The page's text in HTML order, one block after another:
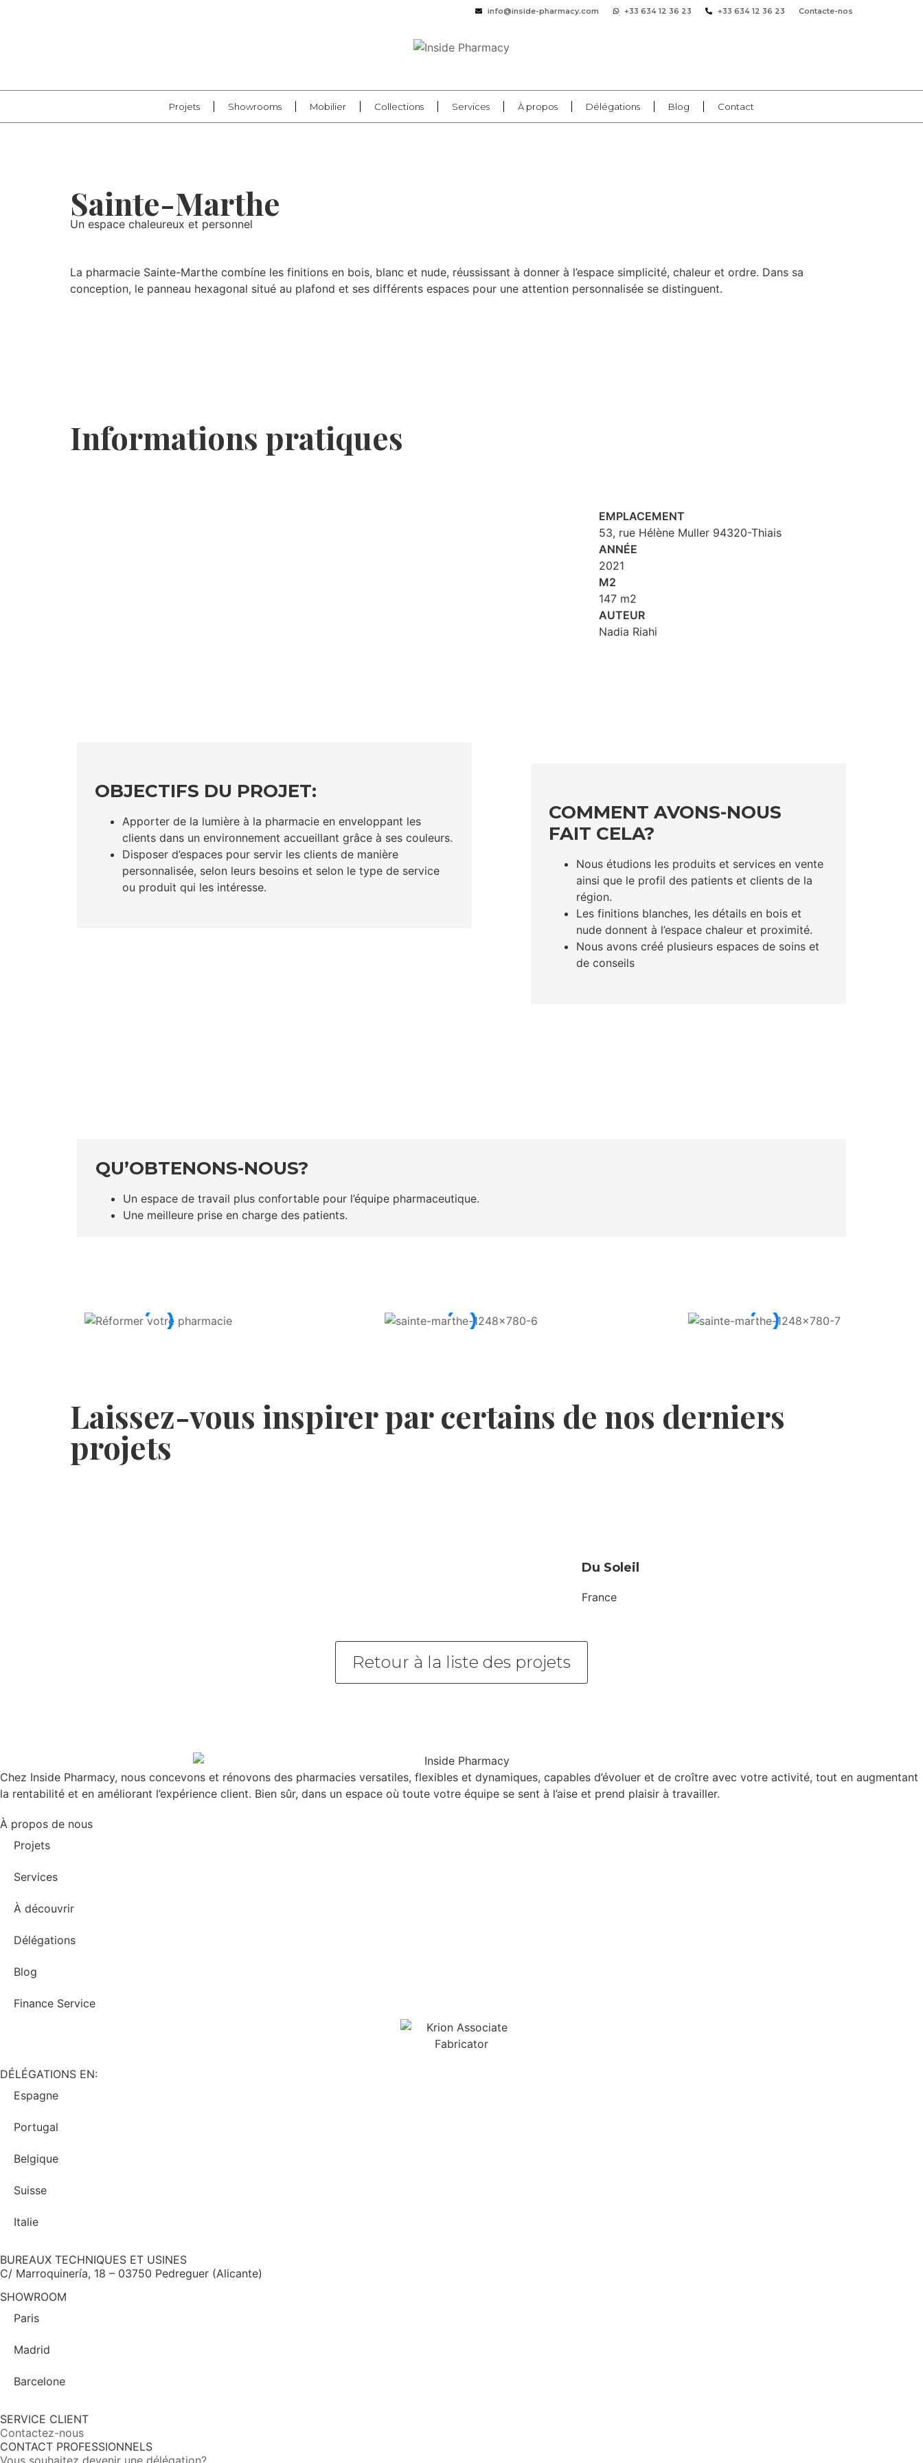
info@inside-pharmacy.com +33 634 12 36 23 +33 634 12 36 23 Contacte-nos
Projets Showrooms Mobilier Collections Services À propos Délégations Blog Contact
Sainte-Marthe
Un espace chaleureux et personnel
La pharmacie Sainte-Marthe combíne les finitions en bois, blanc et nude, réussissant à donner à l’espace simplicité, chaleur et ordre. Dans sa
conception, le panneau hexagonal situé au plafond et ses différents espaces pour une attention personnalisée se distinguent.
Informations pratiques
EMPLACEMENT
53, rue Hélène Muller 94320-Thiais
ANNÉE
2021
M2
147 m2
AUTEUR
Nadia Riahi
OBJECTIFS DU PROJET:
Apporter de la lumière à la pharmacie en enveloppant les
clients dans un environnement accueillant grâce à ses couleurs.
Disposer d’espaces pour servir les clients de manière
personnalisée, selon leurs besoins et selon le type de service
ou produit qui les intéresse.
COMMENT AVONS-NOUS
FAIT CELA?
Nous étudions les produits et services en vente
ainsi que le profil des patients et clients de la
région.
Les finitions blanches, les détails en bois et
nude donnent à l’espace chaleur et proximité.
Nous avons créé plusieurs espaces de soins et
de conseils
QU’OBTENONS-NOUS?
Un espace de travail plus confortable pour l’équipe pharmaceutique.
Une meilleure prise en charge des patients.
Laissez-vous inspirer par certains de nos derniers
projets
Du Soleil
France
Retour à la liste des projets
Chez Inside Pharmacy, nous concevons et rénovons des pharmacies versatiles, flexibles et dynamiques, capables d’évoluer et de croître avec votre activité, tout en augmentant
la rentabilité et en améliorant l’expérience client. Bien sûr, dans un espace où toute votre équipe se sent à l’aise et prend plaisir à travailler.
À propos de nous
Projets
Services
À découvrir
Délégations
Blog
Finance Service
DÉLÉGATIONS EN:
Espagne
Portugal
Belgique
Suisse
Italie
BUREAUX TECHNIQUES ET USINES
C/ Marroquinería, 18 – 03750 Pedreguer (Alicante)
SHOWROOM
Paris
Madrid
Barcelone
SERVICE CLIENT
Contactez-nous
CONTACT PROFESSIONNELS